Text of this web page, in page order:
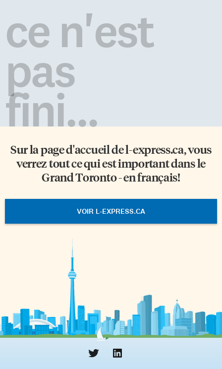
ce n'est
pas
fini...
Sur la page d'accueil del-express.ca, vous
verrez tout ce qui est important dans le
Grand Toronto - en français!
VOIR L-EXPRESS.CA